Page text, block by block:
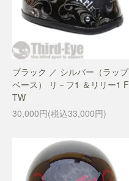
ブラック ／ シルバー（ラップ
ベース） リ－フ1 ＆リリー1 F
TW
30,000円(税込33,000円)